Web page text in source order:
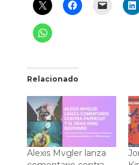
Relacionado
Alexis Mvgler lanza